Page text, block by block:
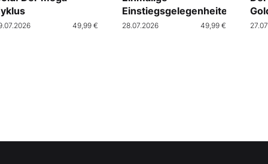
49,99 €
Einstiegsgelegenheiten
28.07.2026 49,99 €